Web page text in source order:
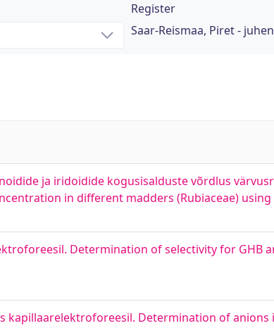
Register
Saar-Reismaa, Piret -
ja iridoidide kogusisalduste võrdlus
in different madders (Rubiaceae)
Determination of selectivity for GHB
kapillaarelektroforeesil. Determination of anions